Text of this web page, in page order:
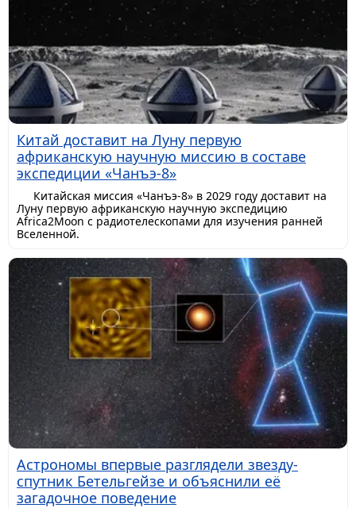
Китай доставит на Луну первую
африканскую научную миссию в составе
экспедиции «Чанъэ-8»
Китайская миссия «Чанъэ-8» в 2029 году доставит на
Луну первую африканскую научную экспедицию
Africa2Moon с радиотелескопами для изучения ранней
Вселенной.
Астрономы впервые разглядели звезду-
спутник Бетельгейзе и объяснили её
загадочное поведение